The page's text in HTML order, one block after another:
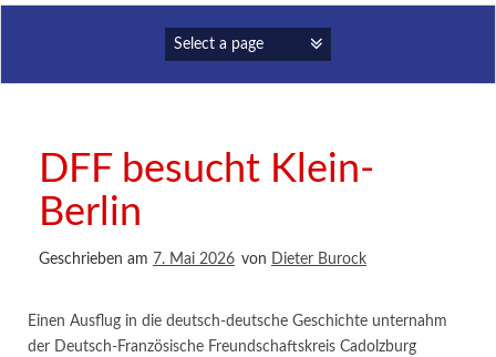
DFF besucht Klein-
Berlin
Geschrieben am 7. Mai 2026 von Dieter Burock
Einen Ausflug in die deutsch-deutsche Geschichte unternahm
der Deutsch-Französische Freundschaftskreis Cadolzburg